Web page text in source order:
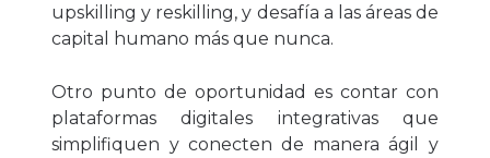
upskilling y reskilling, y desafía a las áreas de
capital humano más que nunca.
Otro punto de oportunidad es contar con
plataformas digitales integrativas que
simplifiquen y conecten de manera ágil y